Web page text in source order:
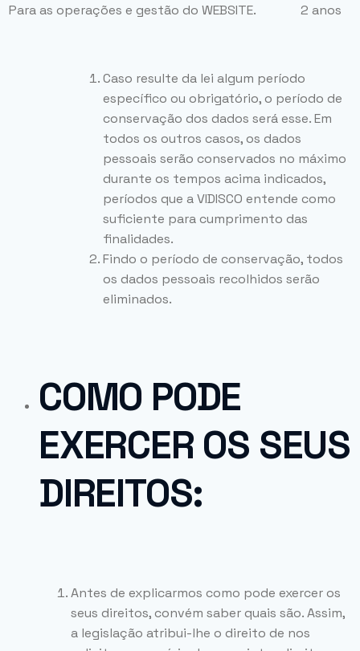
Para as operações e gestão do WEBSITE. 2 anos
Caso resulte da lei algum período
específico ou obrigatório, o período de
conservação dos dados será esse. Em
todos os outros casos, os dados
pessoais serão conservados no máximo
durante os tempos acima indicados,
períodos que a VIDISCO entende como
suficiente para cumprimento das
finalidades.
Findo o período de conservação, todos
os dados pessoais recolhidos serão
eliminados.
COMO PODE
EXERCER OS SEUS
DIREITOS:
Antes de explicarmos como pode exercer os
seus direitos, convém saber quais são. Assim,
a legislação atribui-lhe o direito de nos